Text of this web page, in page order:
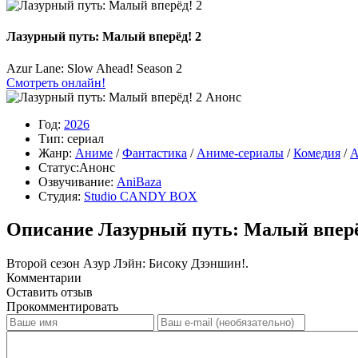
Лазурный путь: Малый вперёд! 2
Azur Lane: Slow Ahead! Season 2
Смотреть онлайн!
Анонс
Год: 2026
Тип: сериал
Жанр: Аниме /Фантастика / Аниме-сериалы /Комедия /
Статус:Анонс
Озвучивание: AniBaza
Студия: Studio CANDY BOX
Описание Лазурный путь: Малый
Второй сезон Азур Лэйн: Бисоку Дзэншин!.
Комментарии
Оставить отзыв
Прокомментировать